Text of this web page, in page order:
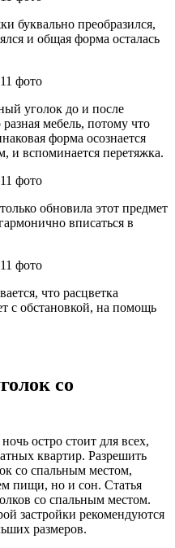
буквально преобразился,
и общая форма осталась
уголок до и после
мебель, потому что
форма осознается
и вспоминается перетяжка.
обновила этот предмет
вписаться в
что расцветка
с обстановкой, на помощь
со
остро стоит для всех,
квартир. Разрешить
со спальным местом,
пищи, но и сон. Статья
со спальным местом.
застройки рекомендуются
размеров.